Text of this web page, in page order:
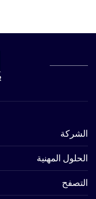
الشركة
الحلول المهنية
التصفح